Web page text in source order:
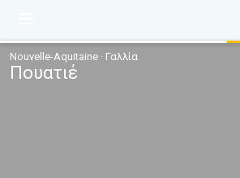
Nouvelle-Aquitaine · Γαλλία
Πουατιέ